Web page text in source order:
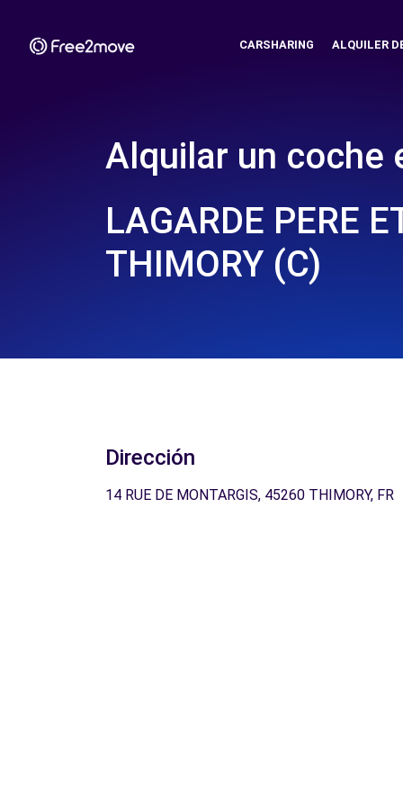
CARSHARING ALQUILER
Alquilar un coche
LAGARDE PERE
THIMORY (C)
Dirección
14 RUE DE MONTARGIS, 45260 THIMORY, FR